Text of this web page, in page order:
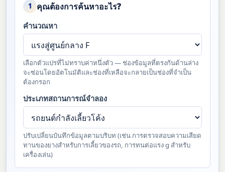
1 คุณต้องการค้นหาอะไร?
คำนวณหา
เลือกตัวแปรที่ไม่ทราบค่าหนึ่งตัว — ช่องข้อมูลที่ตรงกันด้านล่าง
จะซ่อนโดยอัตโนมัติและช่องที่เหลือจะกลายเป็นช่องที่จำเป็น
ต้องกรอก
ประเภทสถานการณ์จำลอง
ปรับเปลี่ยนบันทึกข้อมูลตามบริบท (เช่น การตรวจสอบความเสียด
ทานของยางสำหรับการเลี้ยวของรถ, การทนต่อแรง g สำหรับ
เครื่องเล่น)